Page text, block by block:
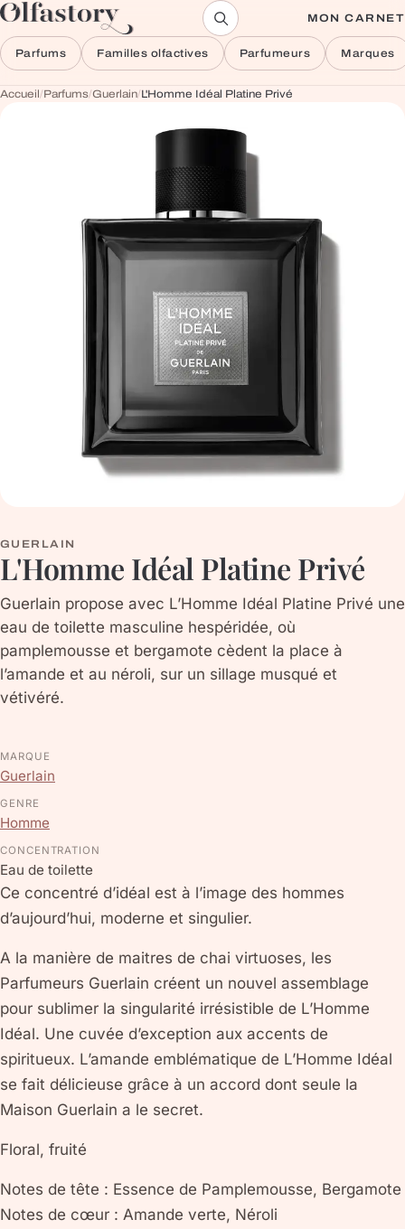
Aller au contenu MON CARNET
Parfums Familles olfactives Parfumeurs Marques
Accueil/Parfums/Guerlain/L'Homme Idéal Platine Privé
GUERLAIN
L'Homme Idéal Platine Privé
Guerlain propose avec L’Homme Idéal Platine Privé une
eau de toilette masculine hespéridée, où
pamplemousse et bergamote cèdent la place à
l’amande et au néroli, sur un sillage musqué et
vétivéré.
MARQUE
Guerlain
GENRE
Homme
CONCENTRATION
Eau de toilette
Ce concentré d’idéal est à l’image des hommes
d’aujourd’hui, moderne et singulier.
A la manière de maitres de chai virtuoses, les
Parfumeurs Guerlain créent un nouvel assemblage
pour sublimer la singularité irrésistible de L’Homme
Idéal. Une cuvée d’exception aux accents de
spiritueux. L’amande emblématique de L’Homme Idéal
se fait délicieuse grâce à un accord dont seule la
Maison Guerlain a le secret.
Floral, fruité
Notes de tête : Essence de Pamplemousse, Bergamote
Notes de cœur : Amande verte, Néroli